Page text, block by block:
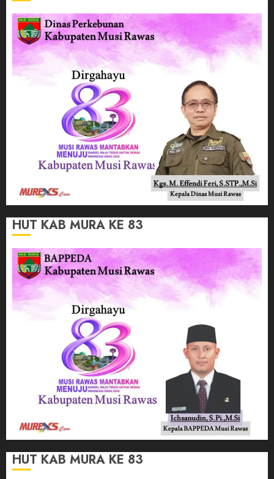
HUT KAB MURA KE 83
HUT KAB MURA KE 83